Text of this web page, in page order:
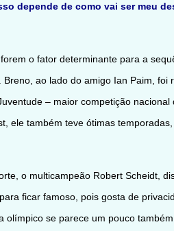
depende de como vai ser meu
o fator determinante para a
ao lado do amigo Ian Paim, foi
– maior competição nacional
ele também teve ótimas
o multicampeão Robert Scheidt,
ficar famoso, pois gosta de
olímpico se parece um pouco